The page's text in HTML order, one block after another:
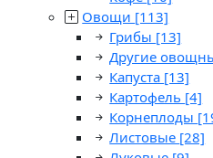
Овощи [113]
Грибы [13]
Другие
Капуста [13]
Картофель [4]
Корнеплоды
Листовые [28]